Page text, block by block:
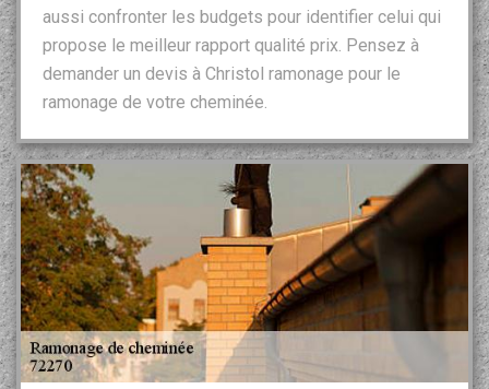
aussi confronter les budgets pour identifier celui qui
propose le meilleur rapport qualité prix. Pensez à
demander un devis à Christol ramonage pour le
ramonage de votre cheminée.